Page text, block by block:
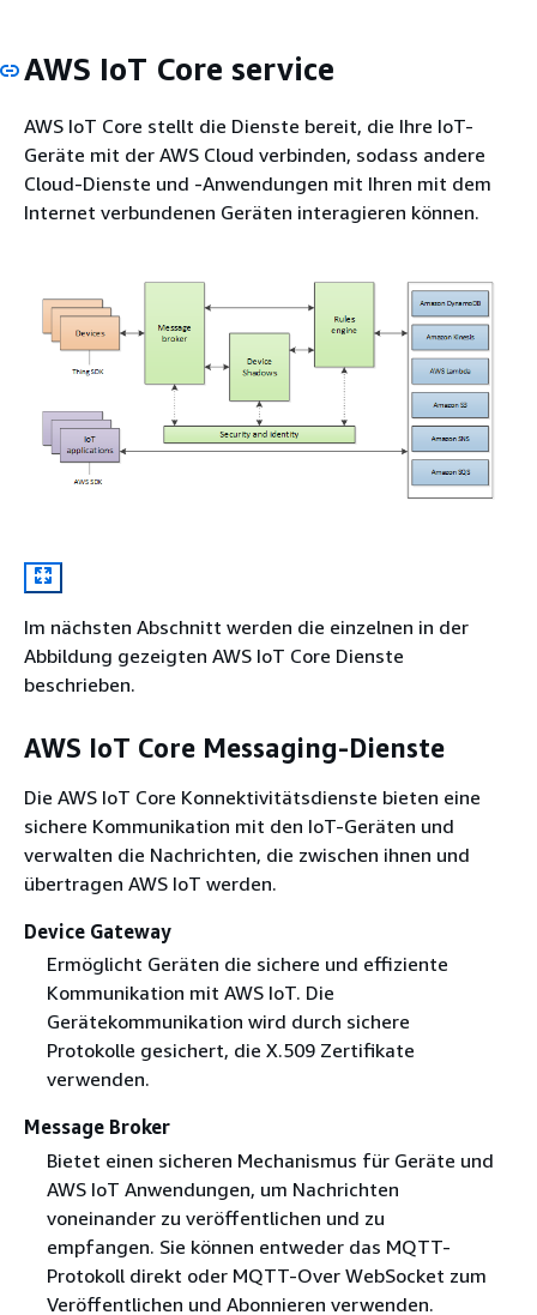
AWS IoT Core service
AWS IoT Core stellt die Dienste bereit, die Ihre IoT-
Geräte mit der AWS Cloud verbinden, sodass andere
Cloud-Dienste und -Anwendungen mit Ihren mit dem
Internet verbundenen Geräten interagieren können.
Im nächsten Abschnitt werden die einzelnen in der
Abbildung gezeigten AWS IoT Core Dienste
beschrieben.
AWS IoT Core Messaging-Dienste
Die AWS IoT Core Konnektivitätsdienste bieten eine
sichere Kommunikation mit den IoT-Geräten und
verwalten die Nachrichten, die zwischen ihnen und
übertragen AWS IoT werden.
Device Gateway
Ermöglicht Geräten die sichere und effiziente
Kommunikation mit AWS IoT. Die
Gerätekommunikation wird durch sichere
Protokolle gesichert, die X.509 Zertifikate
verwenden.
Message Broker
Bietet einen sicheren Mechanismus für Geräte und
AWS IoT Anwendungen, um Nachrichten
voneinander zu veröffentlichen und zu
empfangen. Sie können entweder das MQTT-
Protokoll direkt oder MQTT-Over WebSocket zum
Veröffentlichen und Abonnieren verwenden.